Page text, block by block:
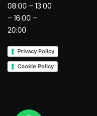
08:00 – 13:00
– 16:00 –
20:00
Privacy Policy
Cookie Policy